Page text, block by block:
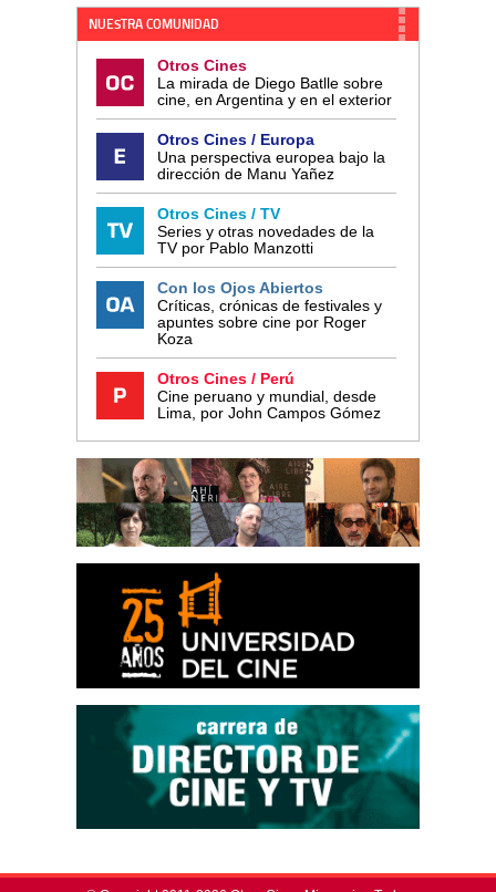
NUESTRA COMUNIDAD
Otros Cines
La mirada de Diego Batlle sobre
cine, en Argentina y en el exterior
Otros Cines / Europa
Una perspectiva europea bajo la
dirección de Manu Yañez
Otros Cines / TV
Series y otras novedades de la
TV por Pablo Manzotti
Con los Ojos Abiertos
Críticas, crónicas de festivales y
apuntes sobre cine por Roger
Koza
Otros Cines / Perú
Cine peruano y mundial, desde
Lima, por John Campos Gómez